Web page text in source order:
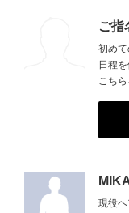
ご指
初め
日程
こちら
現役